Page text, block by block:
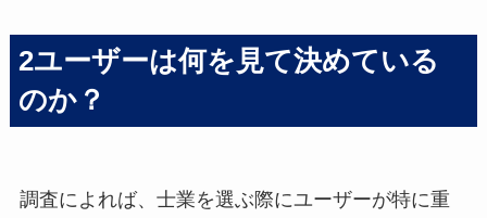
2ユーザーは何を見て決めている
のか？
調査によれば、士業を選ぶ際にユーザーが特に重